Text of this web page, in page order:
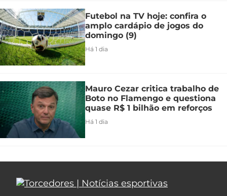
Futebol na TV hoje: confira o
amplo cardápio de jogos do
domingo (9)
Há 1 dia
Mauro Cezar critica trabalho de
Boto no Flamengo e questiona
quase R$ 1 bilhão em reforços
Há 1 dia